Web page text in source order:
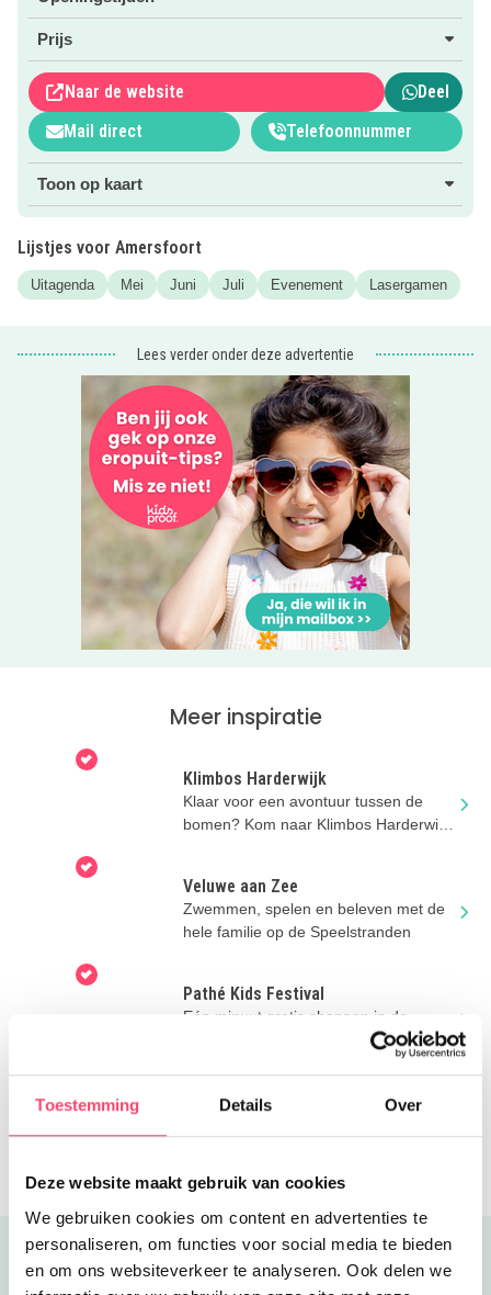
Toestemming Details Over
Deze website maakt gebruik van cookies
We gebruiken cookies om content en advertenties te
personaliseren, om functies voor social media te bieden
en om ons websiteverkeer te analyseren. Ook delen we
Prijs
Naar de website
Deel
Mail direct
Telefoonnummer
Toon op kaart
Lijstjes voor Amersfoort
Uitagenda Mei Juni Juli Evenement Lasergamen
Lees verder onder deze advertentie
Meer inspiratie
Klimbos Harderwijk
Klaar voor een avontuur tussen de
bomen? Kom naar Klimbos Harderwijk,
Veluwe aan Zee
Zwemmen, spelen en beleven met de
hele familie op de Speelstranden
Pathé Kids Festival
Eén minuut gratis shoppen in de
speelgoedwinkel? Je maakt er kans op
na je bioscoopbezoek deze zomer!
Future Village Festival
Uitgelicht